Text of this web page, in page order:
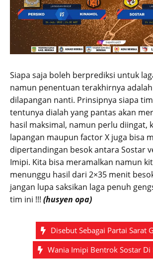
Siapa saja boleh berprediksi untuk
namun penentuan terakhirnya
dilapangan nanti. Prinsipnya siapa
tentunya dialah yang pantas akan
hasil maksimal, namun perlu diingat,
lapangan maupun factor X juga bisa
dipertandingan besok antara Sostar
Imipi. Kita bisa meramalkan namun
menunggu hasil dari 2×35 menit
jangan lupa saksikan laga penuh
tim ini !!! (husyen opa)
Disebut Sebagai Partai Sarat
Wania Imipi Bentrok Sostar Di